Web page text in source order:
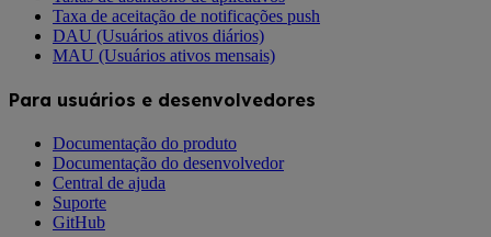
Taxa de aceitação de notificações push
DAU (Usuários ativos diários)
MAU (Usuários ativos mensais)
Para usuários e desenvolvedores
Documentação do produto
Documentação do desenvolvedor
Central de ajuda
Suporte
GitHub